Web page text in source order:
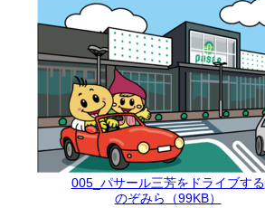
005_パサール三芳をドライブする
のぞみら （99KB）